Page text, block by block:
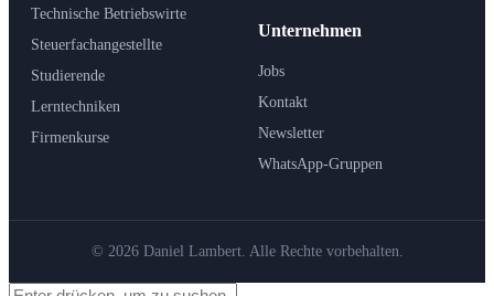
Technische Betriebswirte
Steuerfachangestellte
Studierende
Lerntechniken
Firmenkurse
Unternehmen
Jobs
Kontakt
Newsletter
WhatsApp-Gruppen
© 2026 Daniel Lambert. Alle Rechte vorbehalten.